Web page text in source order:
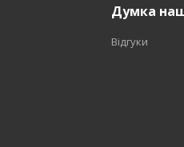
Думка
Відгуки